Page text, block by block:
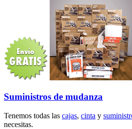
Suministros de mudanza
Tenemos todas las cajas, cinta y
necesitas.